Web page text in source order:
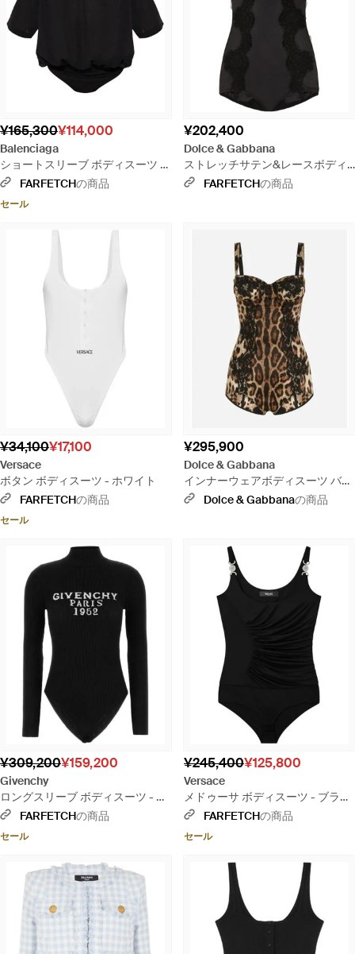
¥165,300¥114,000
Balenciaga
ショートスリーブ ボディスーツ -
ブラックFARFETCHの商品
セール
¥202,400
Dolce & Gabbana
ストレッチサテン&レースボディ
スーツ - ブラック
FARFETCHの商品
¥34,100¥17,100
Versace
ボタン ボディスーツ - ホワイト
FARFETCHの商品
セール
¥295,900
Dolce & Gabbana
インナーウェアボディスーツ バル
コネット シルク レースディテール
Dolce & Gabbanaの商品
¥309,200¥159,200
Givenchy
ロングスリーブ ボディスーツ - ブ
ラックFARFETCHの商品
セール
¥245,400¥125,800
Versace
メドゥーサ ボディスーツ - ブラッ
ク
FARFETCHの商品
セール